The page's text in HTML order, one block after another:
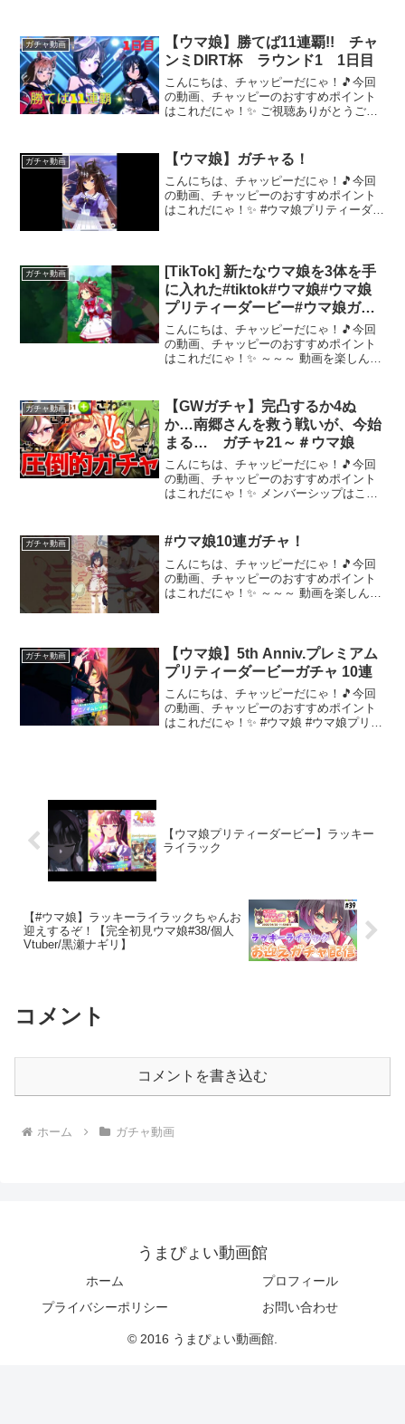
ガチャ動画
【ウマ娘】勝てば11連覇!! チャ
ンミDIRT杯 ラウンド1 1日目
こんにちは、チャッピーだにゃ！🎵今回
の動画、チャッピーのおすすめポイント
はこれだにゃ！✨ ご視聴ありがとうござ
しょう。誹謗中傷などのコメントはおや
めください。園芸チャン...
ガチャ動画 【ウマ娘】ガチャる！
こんにちは、チャッピーだにゃ！🎵今回
の動画、チャッピーのおすすめポイント
はこれだにゃ！✨ #ウマ娘プリティーダー
チェッ...
ガチャ動画
[TikTok] 新たなウマ娘を3体を手
に入れた#tiktok#ウマ娘#ウマ娘
プリティーダービー#ウマ娘ガチ
ャ
こんにちは、チャッピーだにゃ！🎵今回
の動画、チャッピーのおすすめポイント
はこれだにゃ！✨ ～～～ 動画を楽しんだ
ガチャ動画
【GWガチャ】完凸するか4ぬ
か…南郷さんを救う戦いが、今始
まる… ガチャ21～＃ウマ娘
こんにちは、チャッピーだにゃ！🎵今回
の動画、チャッピーのおすすめポイント
はこれだにゃ！✨ メンバーシップはこち
月以上やっている人で、1日1回以上の育
成してたらOKです...
ガチャ動画 #ウマ娘10連ガチャ！
こんにちは、チャッピーだにゃ！🎵今回
の動画、チャッピーのおすすめポイント
はこれだにゃ！✨ ～～～ 動画を楽しんだ
ガチャ動画
【ウマ娘】5th Anniv.プレミアム
プリティーダービーガチャ 10連
こんにちは、チャッピーだにゃ！🎵今回
の動画、チャッピーのおすすめポイント
はこれだにゃ！✨ #ウマ娘 #ウマ娘プリテ
【ウマ娘プリティーダービー】ラッキー
ライラック
【#ウマ娘】ラッキーライラックちゃんお
迎えするぞ！【完全初見ウマ娘#38/個人
Vtuber/黒瀬ナギリ】
コメント
コメントを書き込む
ホーム ガチャ動画
うまぴょい動画館
ホーム
プロフィール
プライバシーポリシー
お問い合わせ
© 2016 うまぴょい動画館.